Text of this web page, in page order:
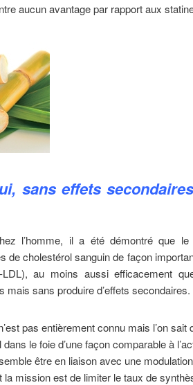
aucun avantage par rapport aux
sans effets
l’homme, il a été démontré que le
de cholestérol sanguin de façon
au moins aussi efficacement
mais sans produire d’effets secondaires.
pas entièrement connu mais l’on sait
le foie d’une façon comparable à
être en liaison avec une
mission est de limiter le taux de